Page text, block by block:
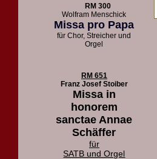
RM 300
Wolfram Menschick
Missa pro Papa
für Chor, Streicher und
Orgel
RM 651
Franz Josef Stoiber
Missa in
honorem
sanctae Annae
Schäffer
für
SATB und Orgel